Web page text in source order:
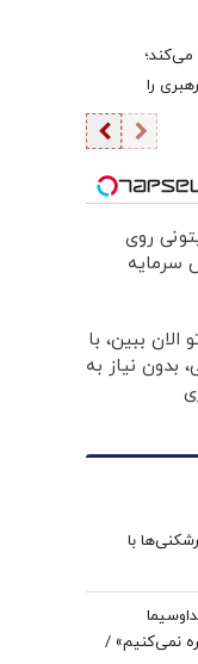
می‌کند؛
را
روی
سرمایه
الان ببین، با
بدون نیاز به
با
نمی‌کنیم» /